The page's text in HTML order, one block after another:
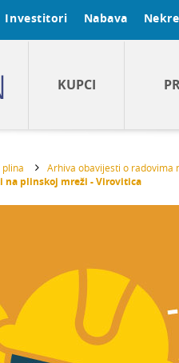
Investitori Nabava
KUPCI
plina Arhiva obavijesti o radovima
na plinskoj mreži - Virovitica